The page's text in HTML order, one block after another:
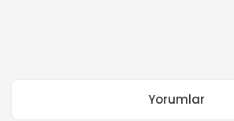
Yorumlar